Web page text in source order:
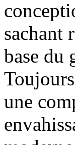
sachant
base du
une